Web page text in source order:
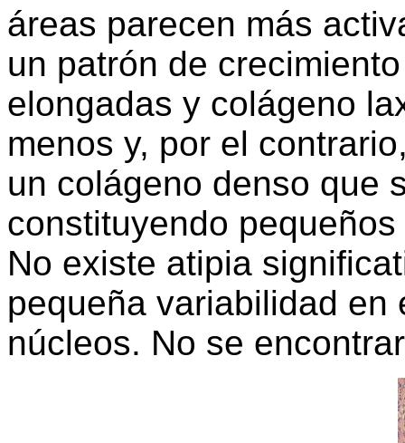
áreas parecen más
un patrón de
elongadas y colágeno
menos y, por el
un colágeno denso que
constituyendo
No existe atipia
pequeña variabilidad en
núcleos. No se